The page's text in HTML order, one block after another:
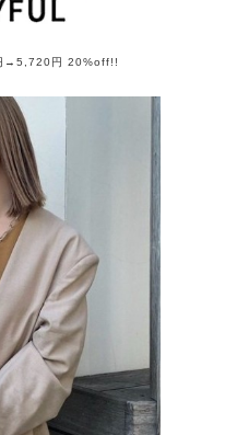
→5,720円 20%off!!